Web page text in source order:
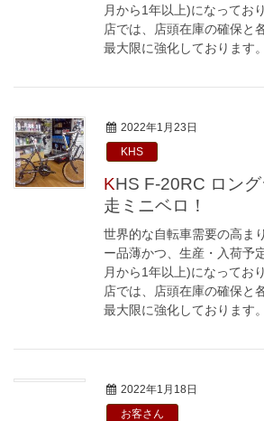
月から1年以上)になってお
店では、店頭在庫の確保と
最大限に強化しております
2022年1月23日
KHS
KHS F-20RC ロングライド向き！快
走ミニベロ！
世界的な自転車需要の高ま
ー品薄かつ、生産・入荷予
月から1年以上)になってお
店では、店頭在庫の確保と
最大限に強化しております
2022年1月18日
お客さん